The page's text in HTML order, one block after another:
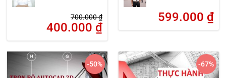
700.000₫
400.000 ₫
599.000 ₫
-50% -67%